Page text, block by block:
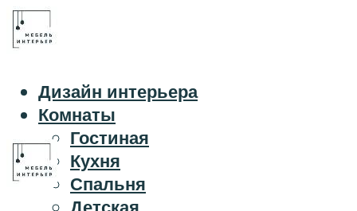
Дизайн интерьера
Комнаты
Гостиная
Кухня
Спальня